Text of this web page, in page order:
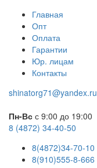
Главная
Опт
Оплата
Гарантии
Юр. лицам
Контакты
shinatorg71@yandex.ru
Пн-Вс с 9:00 до 19:00
8 (4872) 34-40-50
8(4872)34-70-10
8(910)555-8-666